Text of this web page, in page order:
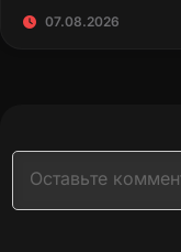
07.08.2026